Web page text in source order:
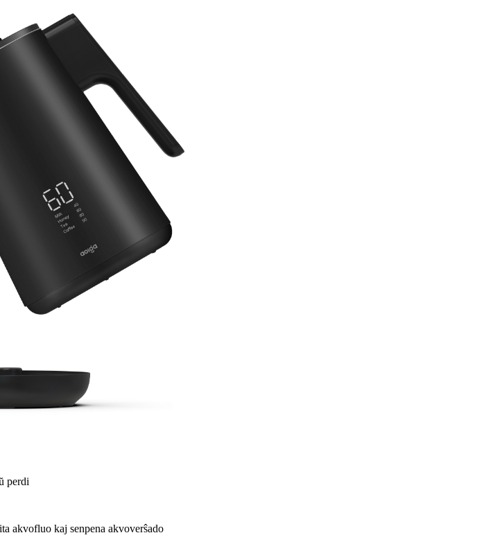
perdi
akvofluo kaj senpena akvoverŝado